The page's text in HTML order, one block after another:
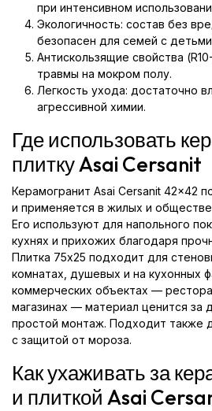
при интенсивном
Экологичность: состав без
безопасен для семей с
Антискользящие свойства
травмы на мокром полу.
Легкость ухода: достаточно
агрессивной химии.
Где использовать
плитку Asai Cersanit
Керамогранит Asai Cersanit 42x42
и применяется в жилых и
Его используют для напольного
кухнях и прихожих благодаря
Плитка 75x25 подходит для
комнатах, душевых и на кухонных
коммерческих объектах —
магазинах — материал ценится за
простой монтаж. Подходит также
с защитой от мороза.
Как ухаживать за
и плиткой Asai